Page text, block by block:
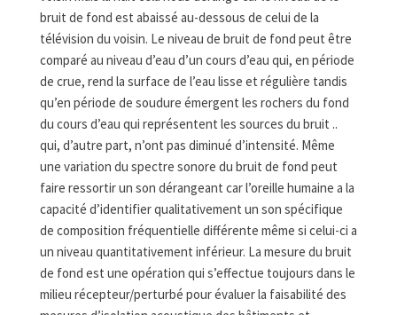
bruit de fond est abaissé au-dessous de celui de la
télévision du voisin. Le niveau de bruit de fond peut être
comparé au niveau d’eau d’un cours d’eau qui, en période
de crue, rend la surface de l’eau lisse et régulière tandis
qu’en période de soudure émergent les rochers du fond
du cours d’eau qui représentent les sources du bruit ..
qui, d’autre part, n’ont pas diminué d’intensité. Même
une variation du spectre sonore du bruit de fond peut
faire ressortir un son dérangeant car l’oreille humaine a la
capacité d’identifier qualitativement un son spécifique
de composition fréquentielle différente même si celui-ci a
un niveau quantitativement inférieur. La mesure du bruit
de fond est une opération qui s’effectue toujours dans le
milieu récepteur/perturbé pour évaluer la faisabilité des